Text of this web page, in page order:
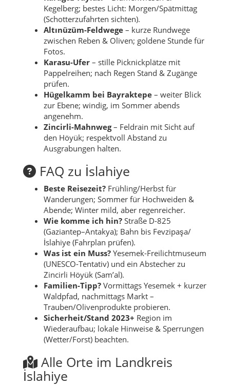
Kegelberg; bestes Licht: Morgen/Spätmittag
(Schotterzufahrten sichten).
Altınüzüm-Feldwege – kurze Rundwege
zwischen Reben & Oliven; goldene Stunde für
Fotos.
Karasu-Ufer – stille Picknickplätze mit
Pappelreihen; nach Regen Stand & Zugänge
prüfen.
Hügelkamm bei Bayraktepe – weiter Blick
zur Ebene; windig, im Sommer abends
angenehm.
Zincirli-Mahnweg– Feldrain mit Sicht auf
den Höyük; respektvoll Abstand zu
Ausgrabungen halten.
FAQ zu İslahiye
Beste Reisezeit? Frühling/Herbst für
Wanderungen; Sommer für Hochweiden &
Abende; Winter mild, aber regenreicher.
Wie komme ich hin? Straße D-825
(Gaziantep–Antakya); Bahn bis Fevzipaşa/
İslahiye (Fahrplan prüfen).
Was ist ein Muss? Yesemek-Freilichtmuseum
(UNESCO-Tentativ) und ein Abstecher zu
Zincirli Höyük (Sam’al).
Familien-Tipp? Vormittags Yesemek + kurzer
Waldpfad, nachmittags Markt –
Trauben/Olivenprodukte probieren.
Sicherheit/Stand 2023+ Region im
Wiederaufbau; lokale Hinweise & Sperrungen
(Wetter/Forst) beachten.
Alle Orte im Landkreis
İslahiye